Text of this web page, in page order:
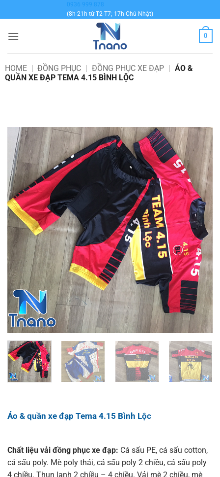
qua
dung
0936 999 878
(8h-21h từ T2-T7; 17h Chủ Nhật)
0
HOME | ĐỒNG PHỤC | ĐỒNG PHỤC XE ĐẠP | ÁO &
QUẦN XE ĐẠP TEMA 4.15 BÌNH LỘC
Áo & quần xe đạp Tema 4.15 Bình Lộc
Chất liệu vải đồng phục xe đạp: Cá sấu PE, cá sấu cotton,
cá sấu poly. Mè poly thái, cá sấu poly 2 chiều, cá sấu poly
4 chiều. Thun lạnh 2 chiều – 4 chiều. Vải mè 2 chiều, mè